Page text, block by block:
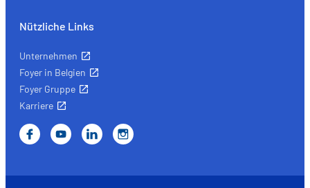
Nützliche Links
Unternehmen
Foyer in Belgien
Foyer Gruppe
Karriere